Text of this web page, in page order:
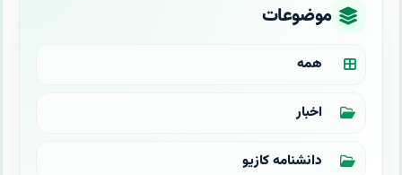
موضوعات
همه
اخبار
دانشنامه کازیو